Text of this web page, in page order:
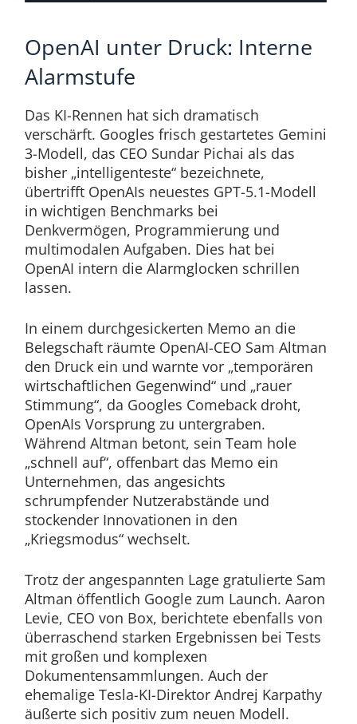
OpenAI unter Druck: Interne
Alarmstufe
Das KI-Rennen hat sich dramatisch
verschärft. Googles frisch gestartetes Gemini
3-Modell, das CEO Sundar Pichai als das
bisher „intelligenteste“ bezeichnete,
übertrifft OpenAIs neuestes GPT-5.1-Modell
in wichtigen Benchmarks bei
Denkvermögen, Programmierung und
multimodalen Aufgaben. Dies hat bei
OpenAI intern die Alarmglocken schrillen
lassen.
In einem durchgesickerten Memo an die
Belegschaft räumte OpenAI-CEO Sam Altman
den Druck ein und warnte vor „temporären
wirtschaftlichen Gegenwind“ und „rauer
Stimmung“, da Googles Comeback droht,
OpenAIs Vorsprung zu untergraben.
Während Altman betont, sein Team hole
„schnell auf“, offenbart das Memo ein
Unternehmen, das angesichts
schrumpfender Nutzerabstände und
stockender Innovationen in den
„Kriegsmodus“ wechselt.
Trotz der angespannten Lage gratulierte Sam
Altman öffentlich Google zum Launch. Aaron
Levie, CEO von Box, berichtete ebenfalls von
überraschend starken Ergebnissen bei Tests
mit großen und komplexen
Dokumentensammlungen. Auch der
ehemalige Tesla-KI-Direktor Andrej Karpathy
äußerte sich positiv zum neuen Modell.